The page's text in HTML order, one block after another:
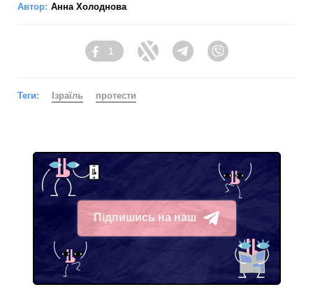
Автор: Анна Холоднова
Facebook
1
Twitter TelegramViber
Теги: Ізраїль протести
Підпишись на наш
Telegram